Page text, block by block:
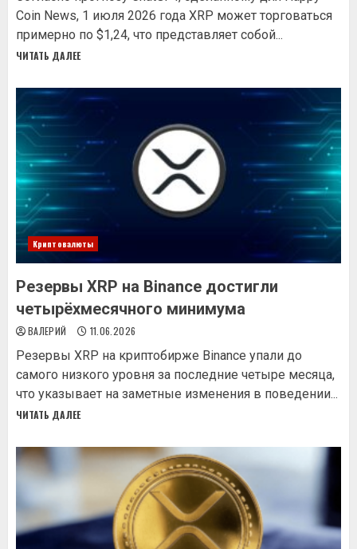
Coin News, 1 июля 2026 года XRP может торговаться
примерно по $1,24, что представляет собой...
ЧИТАТЬ ДАЛЕЕ
Криптовалюты
Резервы XRP на Binance достигли
четырёхмесячного минимума
ВАЛЕРИЙ 11.06.2026
Резервы XRP на криптобирже Binance упали до
самого низкого уровня за последние четыре месяца,
что указывает на заметные изменения в поведении...
ЧИТАТЬ ДАЛЕЕ